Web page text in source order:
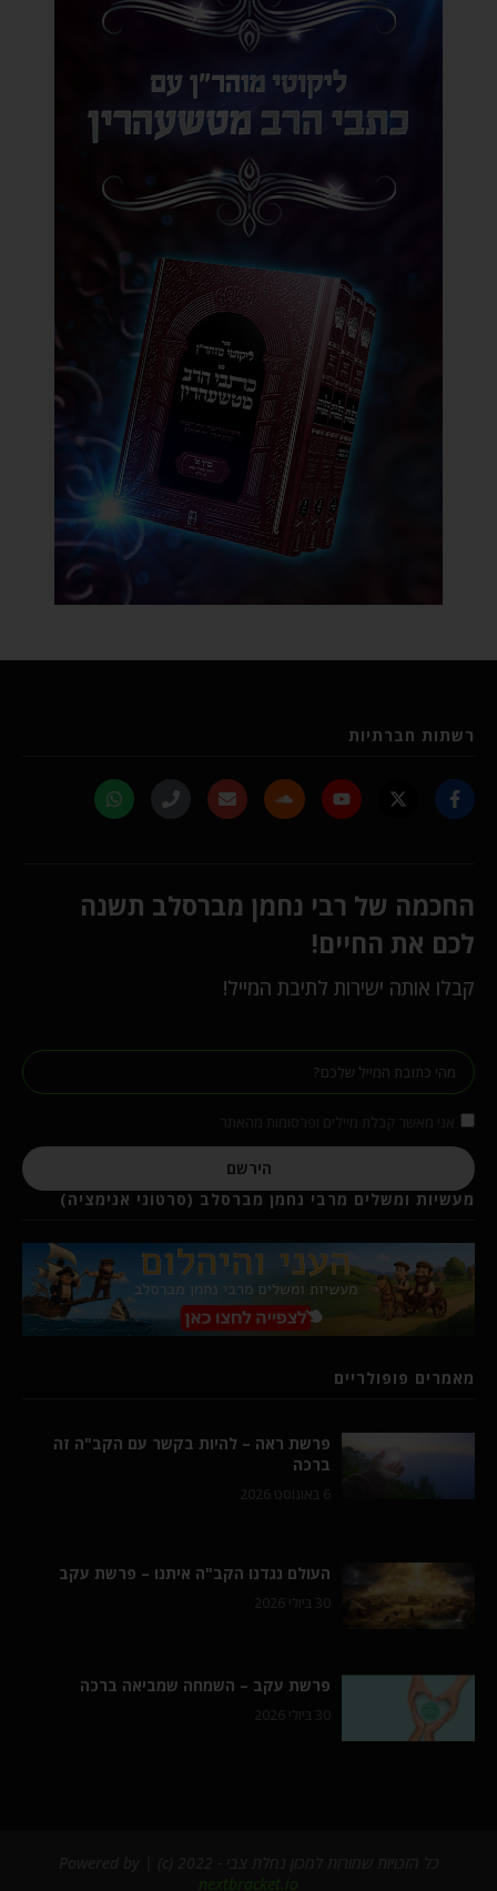
רשתות חברתיות
החכמה של רבי נחמן מברסלב תשנה
לכם את החיים!
קבלו אותה ישירות לתיבת המייל!
הירשם
מעשיות ומשלים מרבי נחמן מברסלב (סרטוני אנימציה)
מאמרים פופולריים
פרשת ראה – להיות בקשר עם הקב"ה זה
ברכה
6 באוגוסט 2026
העולם נגדנו הקב"ה איתנו – פרשת עקב
30 ביולי 2026
פרשת עקב – השמחה שמביאה ברכה
30 ביולי 2026
nextbracket.io